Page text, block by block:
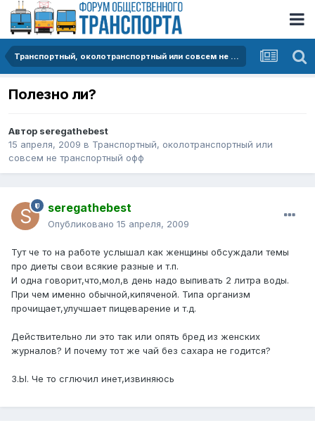
Транспортный, околотранспортный или совсем не транспортный офф
Полезно ли?
Автор seregathebest
15 апреля, 2009 в Транспортный, околотранспортный или
совсем не транспортный офф
seregathebest
Опубликовано 15 апреля, 2009
Тут че то на работе услышал как женщины обсуждали темы
про диеты свои всякие разные и т.п.
И одна говорит,что,мол,в день надо выпивать 2 литра воды.
При чем именно обычной,кипяченой. Типа организм
прочищает,улучшает пищеварение и т.д.
Действительно ли это так или опять бред из женских
журналов? И почему тот же чай без сахара не годится?
З.Ы. Че то сглючил инет,извиняюсь